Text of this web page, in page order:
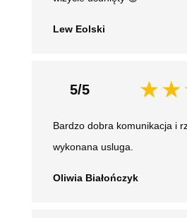
Lew Eolski
5/5
Bardzo dobra komunikacja i
wykonana usluga.
Oliwia Białończyk